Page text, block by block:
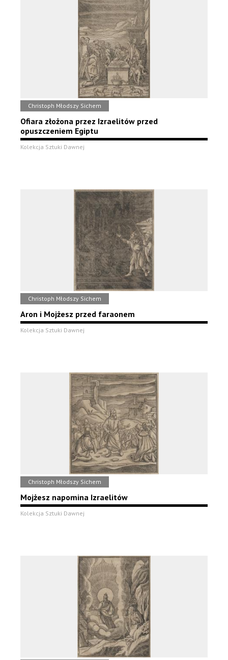
Christoph Młodszy Sichem
Ofiara złożona przez Izraelitów przed
opuszczeniem Egiptu
Kolekcja Sztuki Dawnej
Christoph Młodszy Sichem
Aron i Mojżesz przed faraonem
Kolekcja Sztuki Dawnej
Christoph Młodszy Sichem
Mojżesz napomina Izraelitów
Kolekcja Sztuki Dawnej